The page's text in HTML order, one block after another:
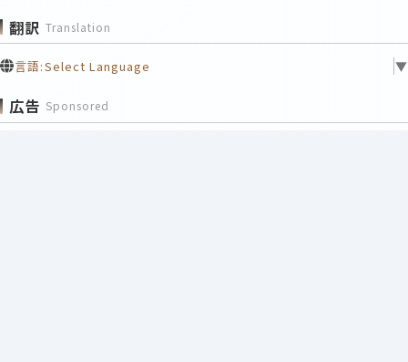
翻訳 Translation
言語:Select Language ▼
広告 Sponsored